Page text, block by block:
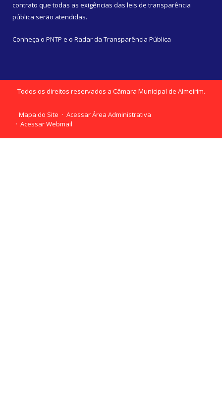
contrato que todas as exigências das leis de transparência
pública serão atendidas.
Conheça o PNTP e o Radar da Transparência Pública
Todos os direitos reservados a Câmara Municipal de Almeirim.
Mapa do Site
Acessar Área Administrativa
Acessar Webmail